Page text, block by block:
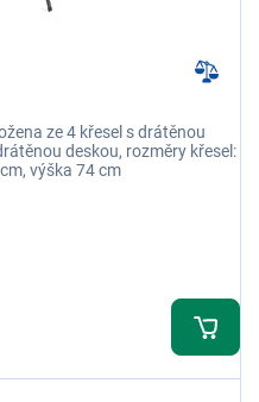
ze 4 křesel s drátěnou
deskou, rozměry křesel:
výška 74 cm